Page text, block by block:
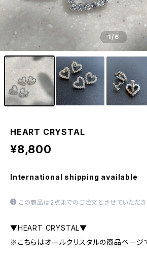
1/6
HEART CRYSTAL
¥8,800
International shipping available
この商品は2点までのご注文とさせていただき
▼HEART CRYSTAL▼
※こちらはオールクリスタルの商品ページ